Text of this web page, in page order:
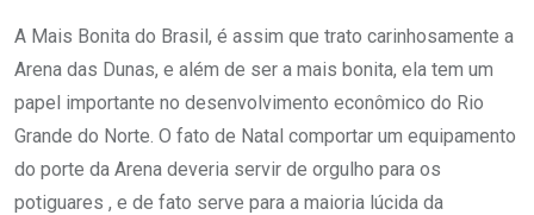
A Mais Bonita do Brasil, é assim que trato carinhosamente a
Arena das Dunas, e além de ser a mais bonita, ela tem um
papel importante no desenvolvimento econômico do Rio
Grande do Norte. O fato de Natal comportar um equipamento
do porte da Arena deveria servir de orgulho para os
potiguares , e de fato serve para a maioria lúcida da